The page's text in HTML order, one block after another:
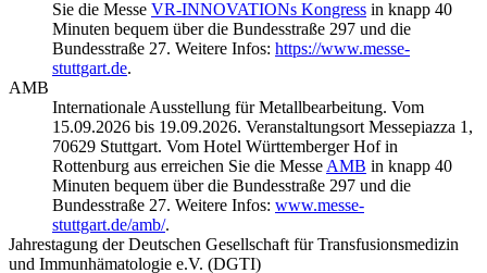
Sie die Messe VR-INNOVATIONs Kongress in knapp 40
Minuten bequem über die Bundesstraße 297 und die
Bundesstraße 27. Weitere Infos: https://www.messe-
stuttgart.de.
AMB
Internationale Ausstellung für Metallbearbeitung. Vom
15.09.2026 bis 19.09.2026. Veranstaltungsort Messepiazza 1,
70629 Stuttgart. Vom Hotel Württemberger Hof in
Rottenburg aus erreichen Sie die Messe AMB in knapp 40
Minuten bequem über die Bundesstraße 297 und die
Bundesstraße 27. Weitere Infos: www.messe-
stuttgart.de/amb/.
Jahrestagung der Deutschen Gesellschaft für Transfusionsmedizin
und Immunhämatologie e.V. (DGTI)